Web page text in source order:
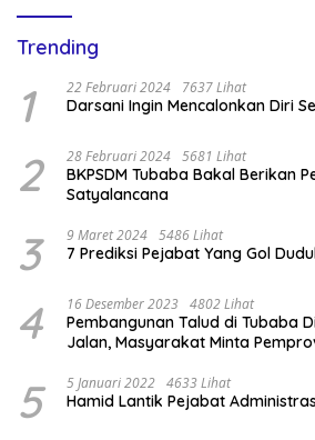
Trending
1 22 Februari 2024 7637 Lihat
Darsani Ingin Mencalonkan Diri
2 28 Februari 2024 5681 Lihat
BKPSDM Tubaba Bakal Berikan
Satyalancana
3 9 Maret 2024 5486 Lihat
7 Prediksi Pejabat Yang Gol
4 16 Desember 2023 4802 Lihat
Pembangunan Talud di Tubaba
Jalan, Masyarakat Minta
5 5 Januari 2022 4633 Lihat
Hamid Lantik Pejabat